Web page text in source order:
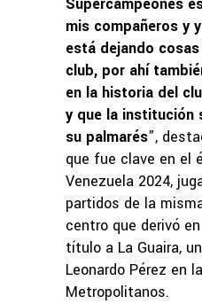
Supercampeones
mis compañeros y
está dejando
club, por ahí
en la historia del
y que la institución
su palmarés”,
que fue clave en el
Venezuela 2024,
partidos de la
centro que derivó
título a La Guaira,
Leonardo Pérez en
Metropolitanos.